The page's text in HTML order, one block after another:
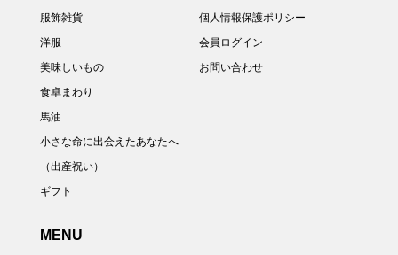
服飾雑貨
洋服
美味しいもの
食卓まわり
馬油
小さな命に出会えたあなたへ
（出産祝い）
ギフト
個人情報保護ポリシー
会員ログイン
お問い合わせ
MENU